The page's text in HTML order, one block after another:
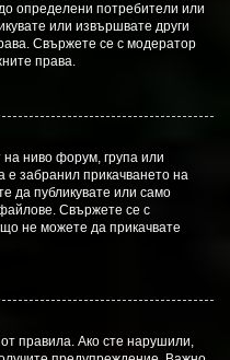
определени потребители или
или извършвате други
Свържете се с модератор
права.
ниво форум, група или
забранил прикачването на
да публикувате или само
Свържете се с
не можете да прикачвате
правила. Ако сте нарушили,